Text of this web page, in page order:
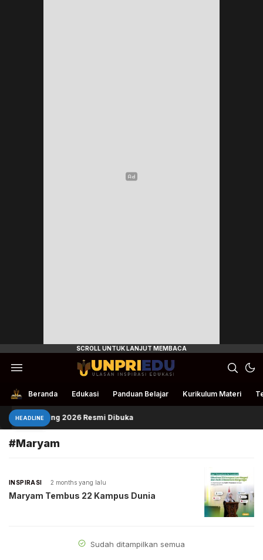
UnpriEdu
Ulasan Inspirasi Edukasi
Beranda Edukasi Panduan Belajar Kurikulum Materi
HEADLINE
Chevening 2026 Resmi Dibuka
#Maryam
INSPIRASI 2 months yang lalu
Maryam Tembus 22 Kampus Dunia
Sudah ditampilkan semua